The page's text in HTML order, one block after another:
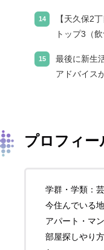
【天久保2
トップ3（
最後に新生
アドバイス
プロフィー
学群・学類：
今住んでいる
アパート・マ
部屋探しやり